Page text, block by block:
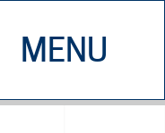
MENU
CHI SIAMO